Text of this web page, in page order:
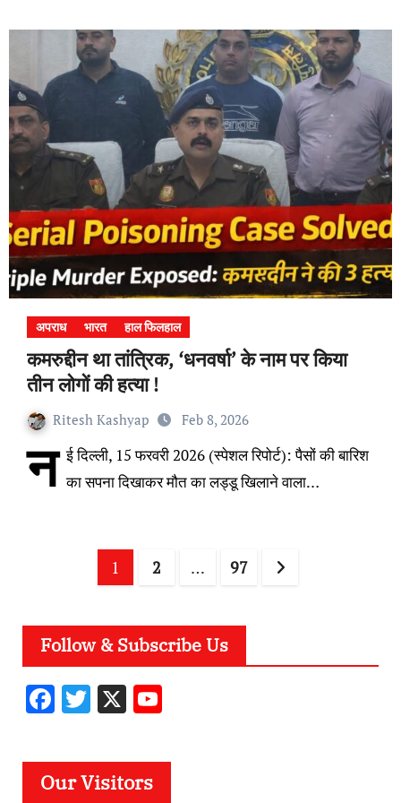
अपराध भारत हाल फिलहाल
कमरुद्दीन था तांत्रिक, ‘धनवर्षा’ के नाम पर किया
तीन लोगों की हत्या !
Ritesh Kashyap Feb 8, 2026
न ई दिल्ली, 15 फरवरी 2026 (स्पेशल रिपोर्ट): पैसों की बारिश
का सपना दिखाकर मौत का लड्डू खिलाने वाला…
1 2 … 97
Follow & Subscribe Us
F
e
b
T
it
te
X Y
u
Our Visitors